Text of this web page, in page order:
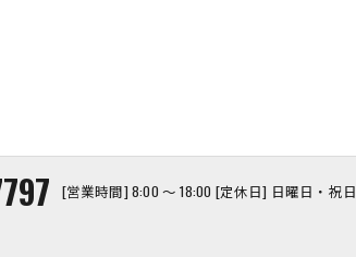
[営業時間] 8:00 ～ 18:00 [定休日] 日曜日・祝日